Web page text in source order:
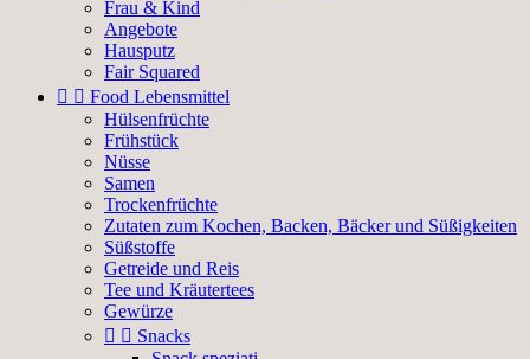
Frau & Kind
Angebote
Hausputz
Fair Squared
  Food Lebensmittel
Hülsenfrüchte
Frühstück
Nüsse
Samen
Trockenfrüchte
Zutaten zum Kochen, Backen, Bäcker und Süßigkeiten
Süßstoffe
Getreide und Reis
Tee und Kräutertees
Gewürze
  Snacks